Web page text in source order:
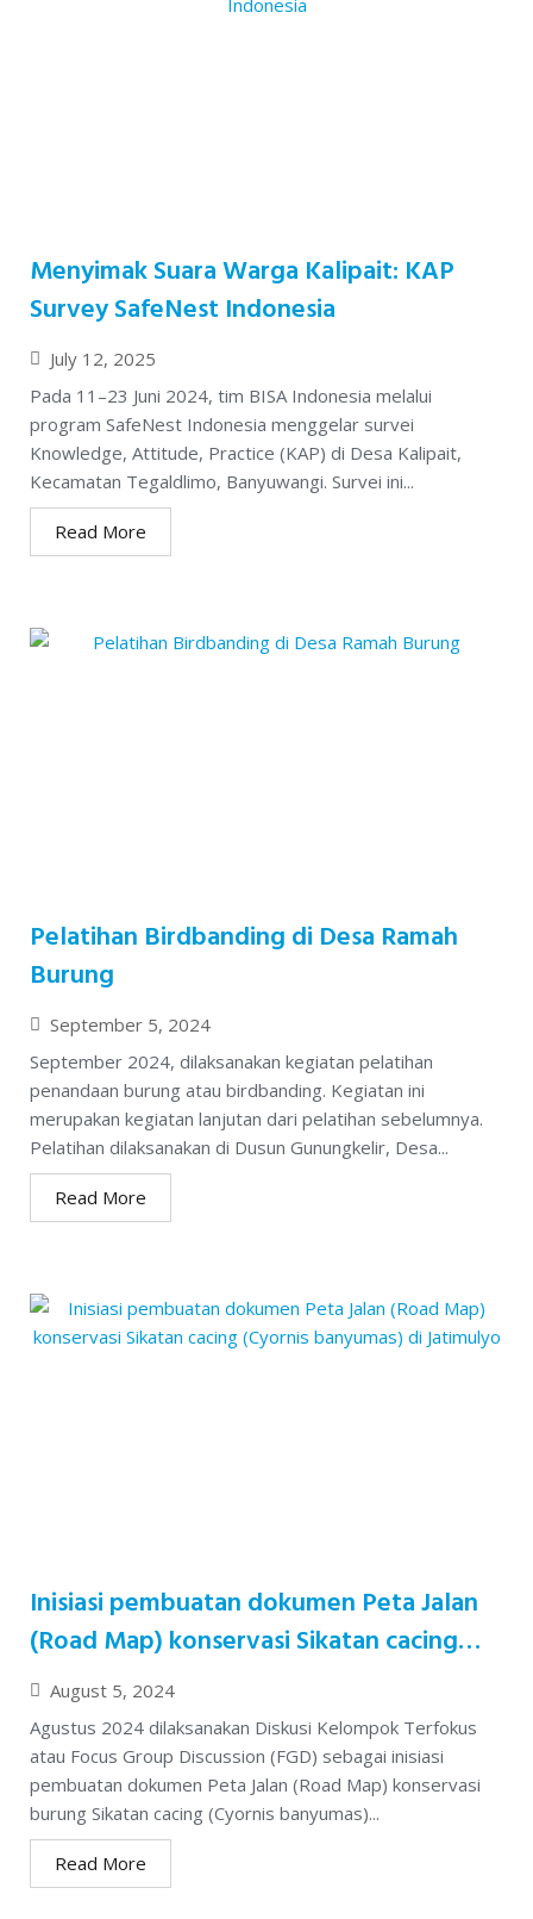
Menyimak Suara Warga Kalipait: KAP
Survey SafeNest Indonesia
July 12, 2025
Pada 11–23 Juni 2024, tim BISA Indonesia melalui
program SafeNest Indonesia menggelar survei
Knowledge, Attitude, Practice (KAP) di Desa Kalipait,
Kecamatan Tegaldlimo, Banyuwangi. Survei ini...
Read More
Pelatihan Birdbanding di Desa Ramah
Burung
September 5, 2024
September 2024, dilaksanakan kegiatan pelatihan
penandaan burung atau birdbanding. Kegiatan ini
merupakan kegiatan lanjutan dari pelatihan sebelumnya.
Pelatihan dilaksanakan di Dusun Gunungkelir, Desa...
Read More
Inisiasi pembuatan dokumen Peta Jalan
(Road Map) konservasi Sikatan cacing
(Cyornis banyumas) di Jatimulyo
August 5, 2024
Agustus 2024 dilaksanakan Diskusi Kelompok Terfokus
atau Focus Group Discussion (FGD) sebagai inisiasi
pembuatan dokumen Peta Jalan (Road Map) konservasi
burung Sikatan cacing (Cyornis banyumas)...
Read More